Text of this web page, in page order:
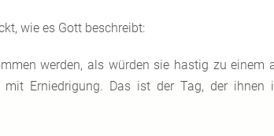
wie es Gott beschreibt:
werden, als würden sie hastig zu einem
Erniedrigung. Das ist der Tag, der ihnen